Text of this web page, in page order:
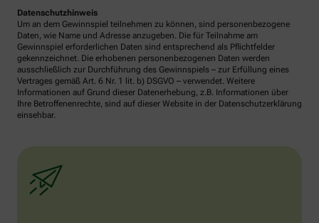
Datenschutzhinweis
Um an dem Gewinnspiel teilnehmen zu können, sind personenbezogene
Daten, wie Name und Adresse anzugeben. Die für Teilnahme am
Gewinnspiel erforderlichen Daten sind entsprechend als Pflichtfelder
gekennzeichnet. Die erhobenen personenbezogenen Daten werden
ausschließlich zur Durchführung des Gewinnspiels – zur Erfüllung eines
Vertrages gemäß Art. 6 Nr. 1 lit. b) DSGVO – verwendet. Weitere
Informationen auf Grund dieser Datenerhebung, z.B. Informationen über
Ihre Betroffenenrechte, sind auf dieser Website in der Datenschutzerklärung
einsehbar.